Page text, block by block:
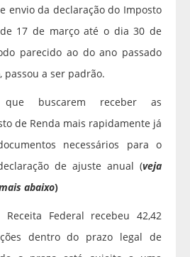
envio da declaração do Imposto
17 de março até o dia 30 de
parecido ao do ano passado
passou a ser padrão.
que buscarem receber as
de Renda mais rapidamente já
necessários para o
de ajuste anual (veja
abaixo)
Federal recebeu 42,42
dentro do prazo legal de